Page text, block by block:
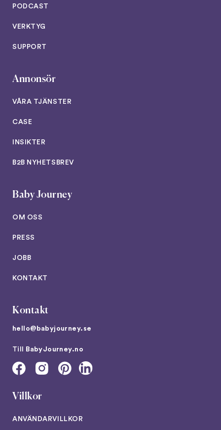
PODCAST
VERKTYG
SUPPORT
Annonsör
VÅRA TJÄNSTER
CASE
INSIKTER
B2B NYHETSBREV
Baby Journey
OM OSS
PRESS
JOBB
KONTAKT
Kontakt
hello@babyjourney.se
Till BabyJourney.no
Villkor
ANVÄNDARVILLKOR